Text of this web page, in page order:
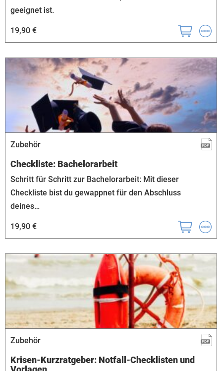
geeignet ist.
19,90 €
Zubehör
Checkliste: Bachelorarbeit
Schritt für Schritt zur Bachelorarbeit: Mit dieser
Checkliste bist du gewappnet für den Abschluss
deines…
19,90 €
Zubehör
Krisen-Kurzratgeber: Notfall-Checklisten und